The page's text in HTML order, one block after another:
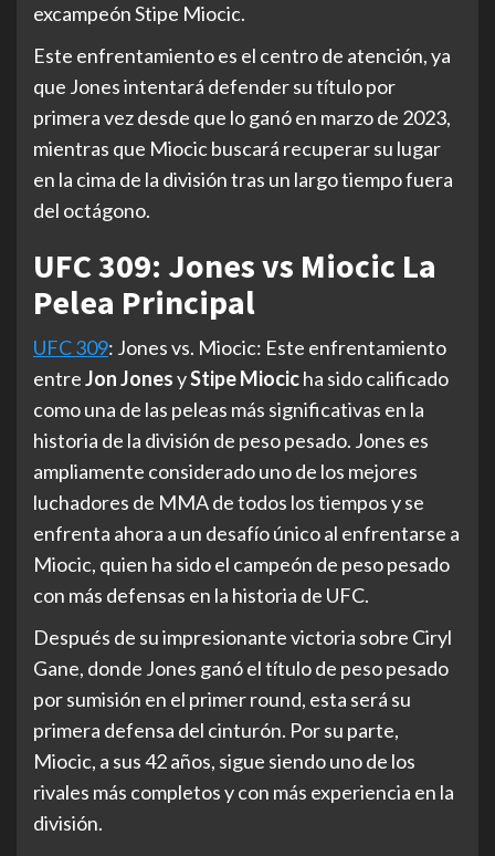
excampeón Stipe Miocic.
Este enfrentamiento es el centro de atención, ya
que Jones intentará defender su título por
primera vez desde que lo ganó en marzo de 2023,
mientras que Miocic buscará recuperar su lugar
en la cima de la división tras un largo tiempo fuera
del octágono.
UFC 309: Jones vs Miocic La
Pelea Principal
UFC 309: Jones vs. Miocic: Este enfrentamiento
entreJon JonesyStipe Miocicha sido calificado
como una de las peleas más significativas en la
historia de la división de peso pesado. Jones es
ampliamente considerado uno de los mejores
luchadores de MMA de todos los tiempos y se
enfrenta ahora a un desafío único al enfrentarse a
Miocic, quien ha sido el campeón de peso pesado
con más defensas en la historia de UFC.
Después de su impresionante victoria sobre Ciryl
Gane, donde Jones ganó el título de peso pesado
por sumisión en el primer round, esta será su
primera defensa del cinturón. Por su parte,
Miocic, a sus 42 años, sigue siendo uno de los
rivales más completos y con más experiencia en la
división.